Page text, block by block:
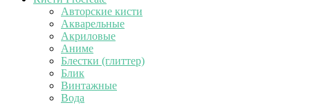
Авторские кисти
Акварельные
Акриловые
Аниме
Блестки (глиттер)
Блик
Винтажные
Вода